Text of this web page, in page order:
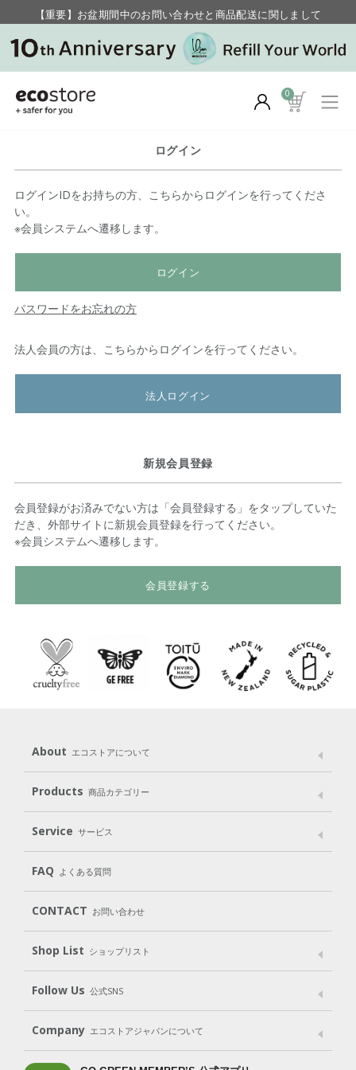
【重要】お盆期間中のお問い合わせと商品配送に関しまして
毎月お得にポイントが貯まる！ “月のポイントアップデー”
0
ログイン
ログインIDをお持ちの方、こちらからログインを行ってくださ
い。
※会員システムへ遷移します。
ログイン
パスワードをお忘れの方
法人会員の方は、こちらからログインを行ってください。
法人ログイン
新規会員登録
会員登録がお済みでない方は「会員登録する」をタップしていた
だき、外部サイトに新規会員登録を行ってください。
※会員システムへ遷移します。
会員登録する
About エコストアについて
メッセージ ブランドストーリー
パッケージへのこだわり
動物実験をしない
Products 商品カテゴリー
Laundry
Cleaning Baby Kids
Body（ボディ） Hair（ヘア） Oral care（オーラルケア）
Goods （グッズ）
Gift set
Service サービス
User Guide
Subscription（定期便）
FAQ よくある質問
CONTACT お問い合わせ
Shop List ショップリスト
Shop List
Follow Us 公式SNS
LINE＠ Instagram Facebook
Company エコストアジャパンについて
会社案内 ご利用規約 プライバシーポリシー